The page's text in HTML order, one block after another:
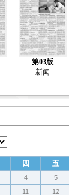
第03版
新闻
四 五
4 5
11 12